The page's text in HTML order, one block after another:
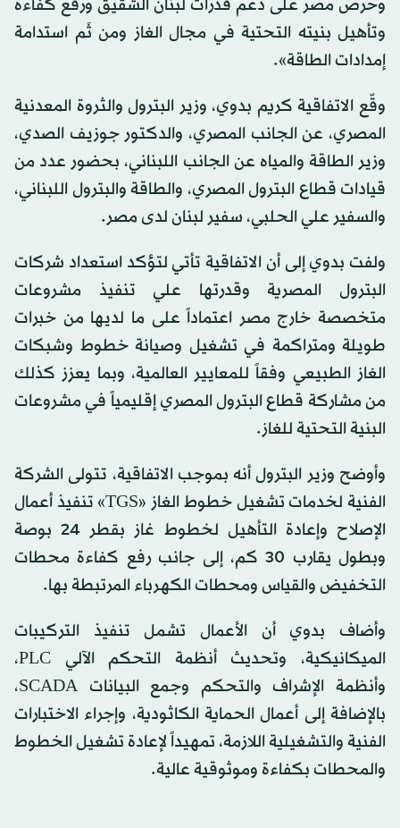
وحرص مصر على دعم قدرات لبنان الشقيق ورفع كفاءة
وتأهيل بنيته التحتية في مجال الغاز ومن ثَم استدامة
إمدادات الطاقة».
وقّع الاتفاقية كريم بدوي، وزير البترول والثروة المعدنية
المصري، عن الجانب المصري، والدكتور جوزيف الصدي،
وزير الطاقة والمياه عن الجانب اللبناني، بحضور عدد من
قيادات قطاع البترول المصري، والطاقة والبترول اللبناني،
والسفير علي الحلبي، سفير لبنان لدى مصر.
ولفت بدوي إلى أن الاتفاقية تأتي لتؤكد استعداد شركات
البترول المصرية وقدرتها علي تنفيذ مشروعات
متخصصة خارج مصر اعتماداً على ما لديها من خبرات
طويلة ومتراكمة في تشغيل وصيانة خطوط وشبكات
الغاز الطبيعي وفقاً للمعايير العالمية، وبما يعزز كذلك
من مشاركة قطاع البترول المصري إقليمياً في مشروعات
البنية التحتية للغاز.
وأوضح وزير البترول أنه بموجب الاتفاقية، تتولى الشركة
الفنية لخدمات تشغيل خطوط الغاز «TGS» تنفيذ أعمال
الإصلاح وإعادة التأهيل لخطوط غاز بقطر 24 بوصة
وبطول يقارب 30 كم، إلى جانب رفع كفاءة محطات
التخفيض والقياس ومحطات الكهرباء المرتبطة بها.
وأضاف بدوي أن الأعمال تشمل تنفيذ التركيبات
الميكانيكية، وتحديث أنظمة التحكم الآلي PLC،
وأنظمة الإشراف والتحكم وجمع البيانات SCADA،
بالإضافة إلى أعمال الحماية الكاثودية، وإجراء الاختبارات
الفنية والتشغيلية اللازمة، تمهيداً لإعادة تشغيل الخطوط
والمحطات بكفاءة وموثوقية عالية.